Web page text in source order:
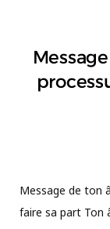
Message de ton
faire sa part Ton